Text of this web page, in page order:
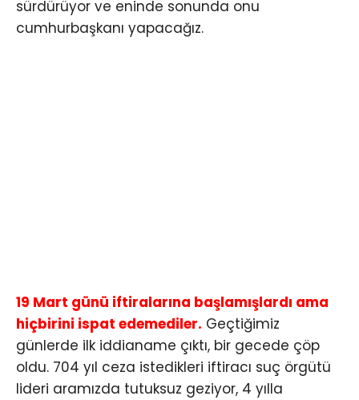
sürdürüyor ve eninde sonunda onu
cumhurbaşkanı yapacağız.
19 Mart günü iftiralarına başlamışlardı ama
hiçbirini ispat edemediler. Geçtiğimiz
günlerde ilk iddianame çıktı, bir gecede çöp
oldu. 704 yıl ceza istedikleri iftiracı suç örgütü
lideri aramızda tutuksuz geziyor, 4 yılla